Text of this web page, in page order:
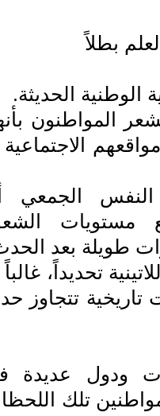
بطلاً
الوطنية الحديثة.
المواطنون
الاجتماعية
النفس الجمعي
مستويات
طويلة بعد
تحديداً، غالباً
تتجاوز
ودول عديدة
تلك